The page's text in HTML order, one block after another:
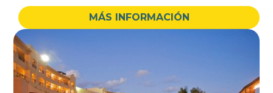
MÁS INFORMACIÓN